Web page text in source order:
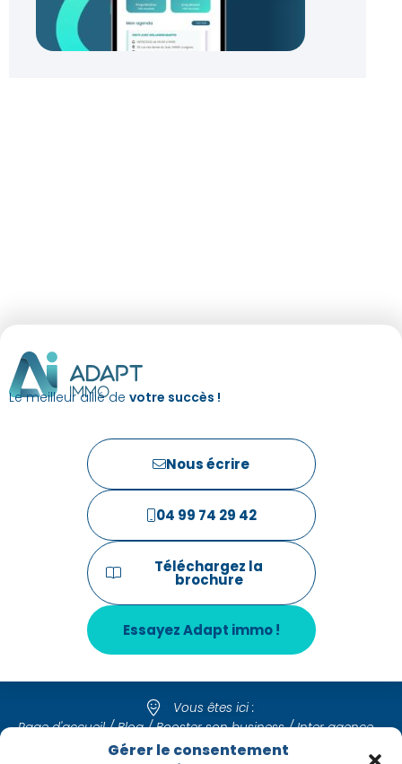
Gérer le consentement
Le meilleur allié de votre succès !
Nous écrire
04 99 74 29 42
Téléchargez la
brochure
Essayez Adapt immo !
Vous êtes ici :
Page d'accueil/Blog/Booster son business/Inter agence
immobilière : Comment optimiser son business immobilier